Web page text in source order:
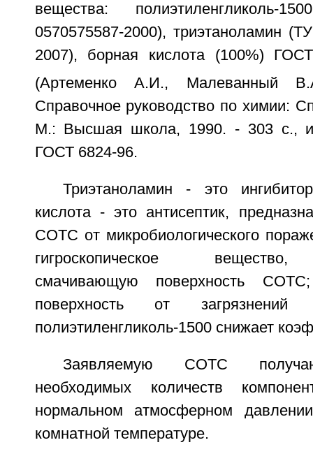
вещества: полиэтиленгликоль-
0570575587-2000), триэтаноламин
2007), борная кислота (100%)
(Артеменко А.И., Малеванный
Справочное руководство по химии:
М.: Высшая школа, 1990. - 303 с.,
ГОСТ 6824-96.
Триэтаноламин - это
кислота - это антисептик,
СОТС от микробиологического
гигроскопическое
смачивающую поверхность
поверхность от загрязнений
полиэтиленгликоль-1500 снижает
Заявляемую СОТС
необходимых количеств
нормальном атмосферном
комнатной температуре.